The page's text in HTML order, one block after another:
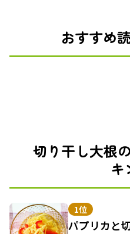
おすすめ
切り干し大根
キ
1位
パプリカと